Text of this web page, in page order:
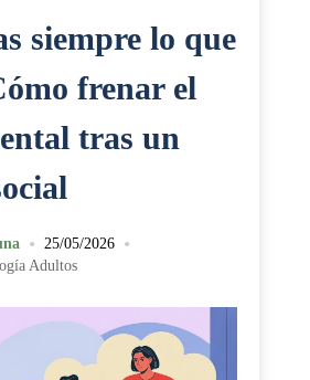
siempre lo que
frenar el
tras un
• 25/05/2026 •
Adultos